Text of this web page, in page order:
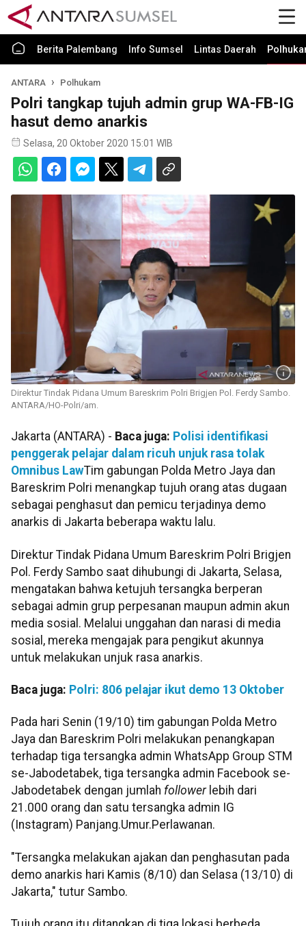
Berita Palembang Info Sumsel Lintas Daerah
ANTARA Polhukam
Polri tangkap tujuh admin grup WA-FB-IG
hasut demo anarkis
Selasa, 20 Oktober 2020 15:01 WIB
Direktur Tindak Pidana Umum Bareskrim Polri Brigjen Pol. Ferdy Sambo.
ANTARA/HO-Polri/am.
Jakarta (ANTARA) - Baca juga: Polisi identifikasi
penggerak pelajar dalam ricuh unjuk rasa tolak
Omnibus LawTim gabungan Polda Metro Jaya dan
Bareskrim Polri menangkap tujuh orang atas dugaan
sebagai penghasut dan pemicu terjadinya demo
anarkis di Jakarta beberapa waktu lalu.
Direktur Tindak Pidana Umum Bareskrim Polri Brigjen
Pol. Ferdy Sambo saat dihubungi di Jakarta, Selasa,
mengatakan bahwa ketujuh tersangka berperan
sebagai admin grup perpesanan maupun admin akun
media sosial. Melalui unggahan dan narasi di media
sosial, mereka mengajak para pengikut akunnya
untuk melakukan unjuk rasa anarkis.
Baca juga: Polri: 806 pelajar ikut demo 13 Oktober
Pada hari Senin (19/10) tim gabungan Polda Metro
Jaya dan Bareskrim Polri melakukan penangkapan
terhadap tiga tersangka admin WhatsApp Group STM
se-Jabodetabek, tiga tersangka admin Facebook se-
Jabodetabek dengan jumlah followerlebih dari
21.000 orang dan satu tersangka admin IG
(Instagram) Panjang.Umur.Perlawanan.
"Tersangka melakukan ajakan dan penghasutan pada
demo anarkis hari Kamis (8/10) dan Selasa (13/10) di
Jakarta," tutur Sambo.